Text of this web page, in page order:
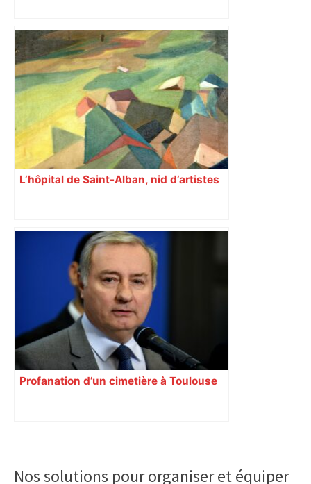
L’hôpital de Saint-Alban, nid d’artistes
Profanation d’un cimetière à Toulouse
Sidebar
Nos solutions pour organiser et équiper